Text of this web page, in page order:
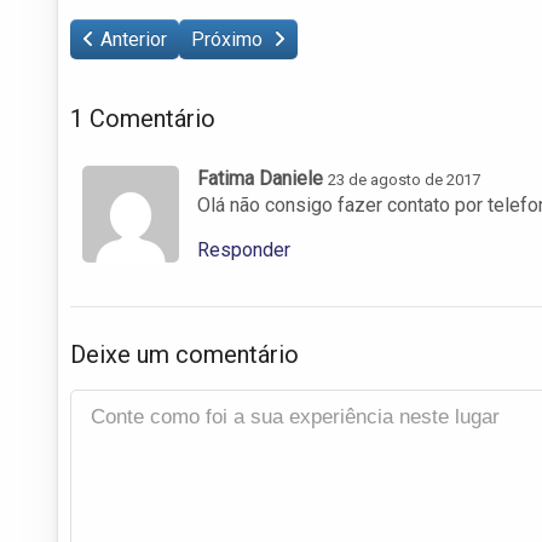
Anterior Próximo
1 Comentário
Fatima Daniele 23 de agosto de 2017
Olá não consigo fazer contato por
Responder
Deixe um comentário